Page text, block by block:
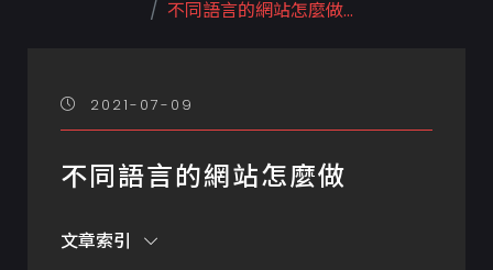
不同語言的網站怎麼做...
2021-07-09
不同語言的網站怎麼做
文章索引